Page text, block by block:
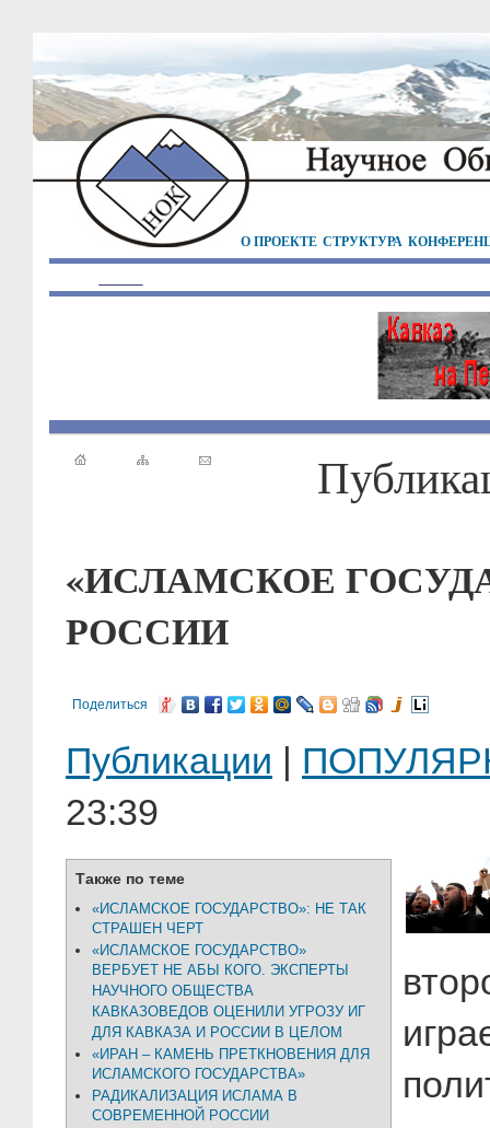
О ПРОЕКТЕ СТРУКТУРА
«ИСЛАМСКОЕ
РОССИИ
Поделиться
Публикации |
23:39
Также по теме
«ИСЛАМСКОЕ ГОСУДАРСТВО»: НЕ ТАК
СТРАШЕН ЧЕРТ
«ИСЛАМСКОЕ ГОСУДАРСТВО»
ВЕРБУЕТ НЕ АБЫ КОГО. ЭКСПЕРТЫ
НАУЧНОГО ОБЩЕСТВА
КАВКАЗОВЕДОВ ОЦЕНИЛИ УГРОЗУ ИГ
ДЛЯ КАВКАЗА И РОССИИ В ЦЕЛОМ
«ИРАН – КАМЕНЬ ПРЕТКНОВЕНИЯ ДЛЯ
ИСЛАМСКОГО ГОСУДАРСТВА»
РАДИКАЛИЗАЦИЯ ИСЛАМА В
СОВРЕМЕННОЙ РОССИИ